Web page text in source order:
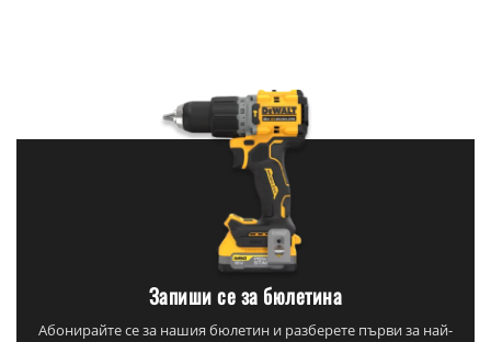
Запиши се за бюлетина
Абонирайте се за нашия бюлетин и разберете първи за най-